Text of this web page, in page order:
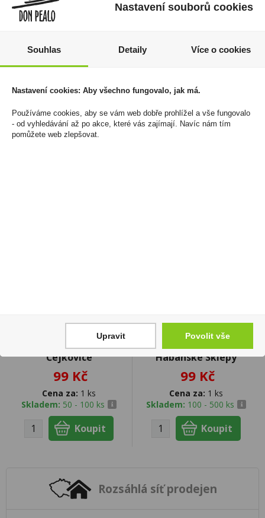
sběr 0,75l Habánské
209 Kč
Cena za:1 ks
Stock
89 Kč
Cena za:1 ks
Chardonnay NEW 0,75l
Čejkovice
99 Kč
Cena za: 1 ks
Skladem: 50 - 100 ks
Habánské Sklepy
99 Kč
Cena za: 1 ks
Skladem: 100 - 500 ks
Rozsáhlá síť prodejen
Nastavení souborů cookies
Souhlas Detaily Více o cookies
Nastavení cookies: Aby všechno fungovalo, jak má.
Používáme cookies, aby se vám web dobře prohlížel a vše fungovalo
- od vyhledávání až po akce, které vás zajímají. Navíc nám tím
pomůžete web zlepšovat.
Upravit Povolit vše